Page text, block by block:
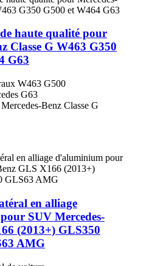
haute qualité pour
Classe G W463 G350
G63
W463 G500
G63
Benz Classe G
en alliage
SUV Mercedes-
(2013+) GLS350
AMG